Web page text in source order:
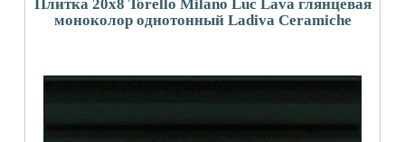
Плитка 20x8 Torello Milano Luc Lava глянцевая
моноколор однотонный Ladiva Сeramiche